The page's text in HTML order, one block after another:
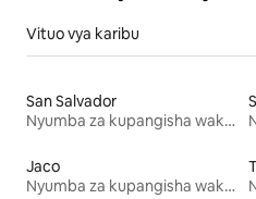
Vituo vya karibu
San Salvador
Nyumba za kupangisha wakati wa likizo
Jaco
Nyumba za kupangisha wakati wa likizo